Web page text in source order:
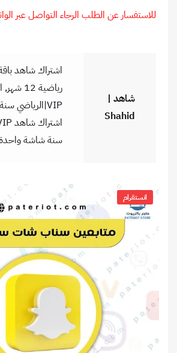
للاستفسار عن الطلب الرجاء التواصل عبر
شاهد |
Shahid
رياضية 12 شهر
,
VIP|الرياضي سنة حساب كامل
سنة شاشة
انستقرام